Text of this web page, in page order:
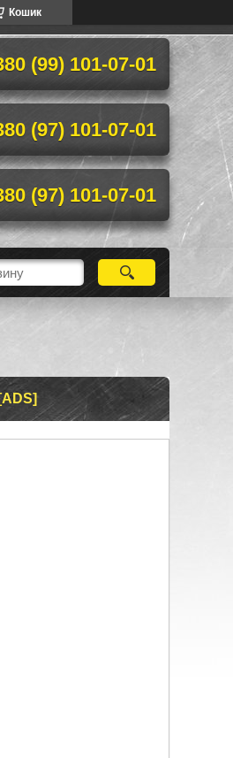
Кошик
(99) 101-07-01
(97) 101-07-01
(97) 101-07-01